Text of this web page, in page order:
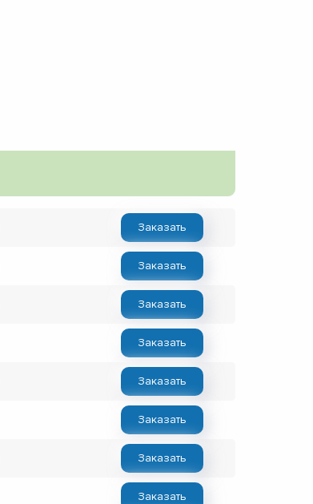
Заказать
Заказать
Заказать
Заказать
Заказать
Заказать
Заказать
Заказать